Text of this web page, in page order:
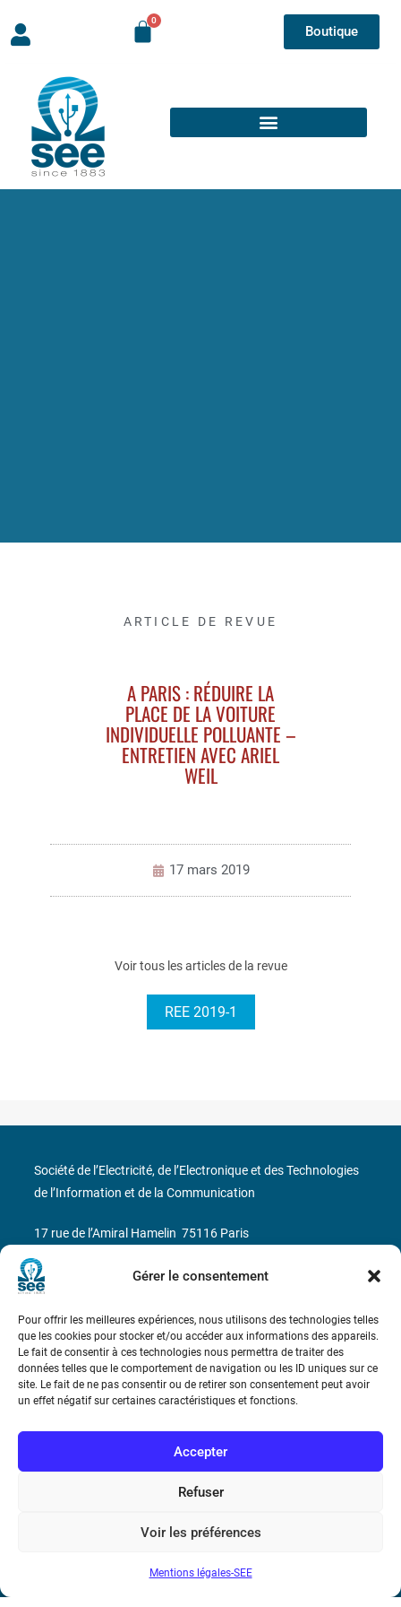
Gérer le consentement
Pour offrir les meilleures expériences, nous utilisons des technologies telles
que les cookies pour stocker et/ou accéder aux informations des appareils.
Le fait de consentir à ces technologies nous permettra de traiter des
données telles que le comportement de navigation ou les ID uniques sur ce
site. Le fait de ne pas consentir ou de retirer son consentement peut avoir
un effet négatif sur certaines caractéristiques et fonctions.
Accepter
Refuser
Voir les préférences
Mentions légales-SEE
Boutique
ARTICLE DE REVUE
A PARIS : RÉDUIRE LA
PLACE DE LA VOITURE
INDIVIDUELLE POLLUANTE –
ENTRETIEN AVEC ARIEL
WEIL
17 mars 2019
Voir tous les articles de la revue
REE 2019-1
Marie Ampère
Conditions Générales de Vente
Mentions légales
Société de l’Electricité, de l’Electronique et des Technologies
de l’Information et de la Communication
17 rue de l’Amiral Hamelin 75116 Paris
Métro : « Boissière » Ligne 6 et « Iéna » Ligne 9
Téléphone : (+33) 1 56 90 37 17
N° de SIREN : 785 393 232, Code APE : 9412Z TVA intra-
communautaire : FR44 785 393 232